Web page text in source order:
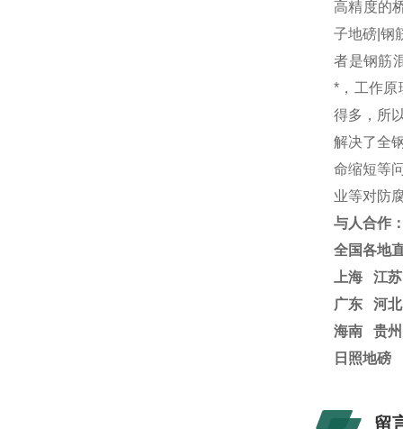
高精度的
子地磅|钢
者是钢筋
*，工作原
得多，所
解决了全
命缩短等
业等对防
与人合作
全国各地
上海江
广东 河
海南 贵
日照地磅
留